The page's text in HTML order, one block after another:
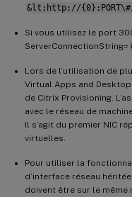
&lt;http://
Si vous utilisez le port
ServerConnectionString=
Lors de l’utilisation de
Virtual Apps and
de Citrix Provisioning.
avec le réseau de
Il s’agit du premier NIC
virtuelles.
Pour utiliser la
d’interface réseau
doivent être sur le même